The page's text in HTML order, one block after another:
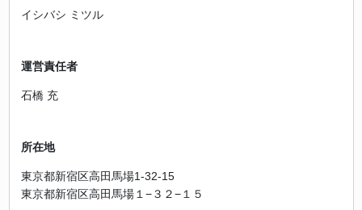
イシバシ ミツル
運営責任者
石橋 充
所在地
東京都新宿区高田馬場1-32-15
東京都新宿区高田馬場１−３２−１５